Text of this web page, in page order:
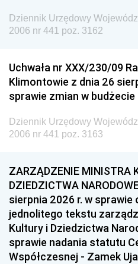
Dziennik Urzędowy
2006 nr 441 poz. 3162
Uchwała nr XXX/230/09
Klimontowie z dnia 26
sprawie zmian w budżecie
Dziennik Urzędowy
2006 nr 441 poz. 3163
ZARZĄDZENIE MINISTRA
DZIEDZICTWA
sierpnia 2026 r. w sprawie
jednolitego tekstu
Kultury i Dziedzictwa
sprawie nadania statutu
Współczesnej - Zamek